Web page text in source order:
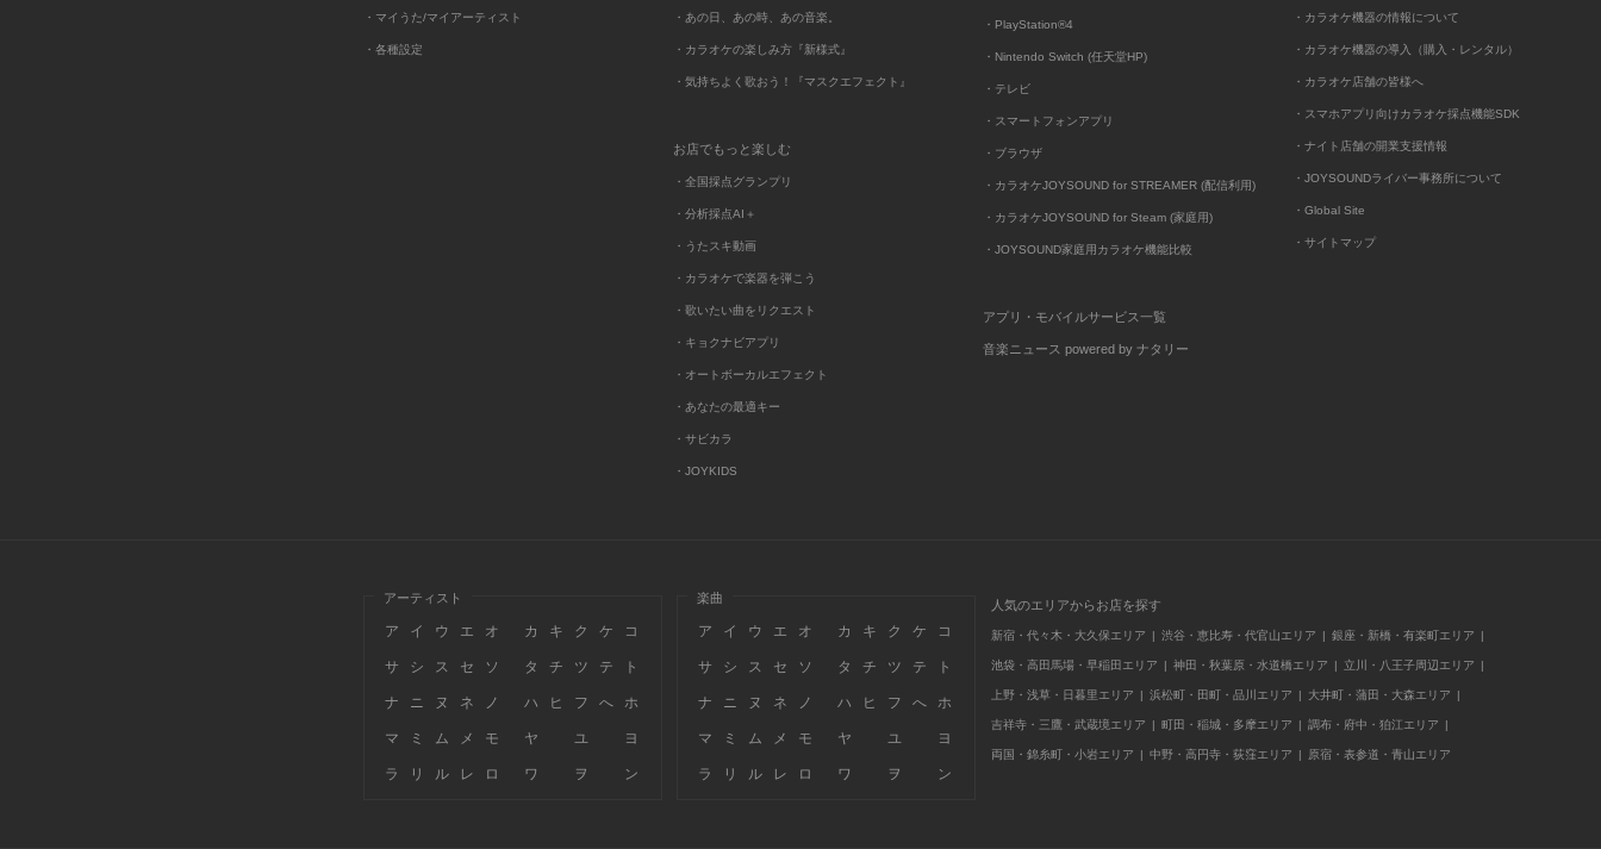
・マイうた/マイアーティスト
・各種設定
・あの日、あの時、あの音楽。
・カラオケの楽しみ方『新様式』
・気持ちよく歌おう！『マスクエフェクト』
お店でもっと楽しむ
・全国採点グランプリ
・分析採点AI＋
・うたスキ動画
・カラオケで楽器を弾こう
・歌いたい曲をリクエスト
・キョクナビアプリ
・オートボーカルエフェクト
・あなたの最適キー
・サビカラ
・JOYKIDS
・PlayStation®4
・Nintendo Switch (任天堂HP)
・テレビ
・スマートフォンアプリ
・ブラウザ
・カラオケJOYSOUND for STREAMER (配信利用)
・カラオケJOYSOUND for Steam (家庭用)
・JOYSOUND家庭用カラオケ機能比較
アプリ・モバイルサービス一覧
音楽ニュース powered by ナタリー
・カラオケ機器の情報について
・カラオケ機器の導入（購入・レンタル）
・カラオケ店舗の皆様へ
・スマホアプリ向けカラオケ採点機能SDK
・ナイト店舗の開業支援情報
・JOYSOUNDライバー事務所について
・Global Site
・サイトマップ
アーティスト
ア イ ウ エ オ カ キ ク ケ コ
サ シ ス セ ソ タ チ ツ テ ト
ナ ニ ヌ ネ ノ ハ ヒ フ へ ホ
マ ミ ム メ モ ヤ ユ ヨ
ラ リ ル レ ロ ワ ヲ ン
楽曲
ア イ ウ エ オ カ キ ク ケ コ
サ シ ス セ ソ タ チ ツ テ ト
ナ ニ ヌ ネ ノ ハ ヒ フ へ ホ
マ ミ ム メ モ ヤ ユ ヨ
ラ リ ル レ ロ ワ ヲ ン
人気のエリアからお店を探す
新宿・代々木・大久保エリア 渋谷・恵比寿・代官山エリア 銀座・新橋・有楽町エリア
池袋・高田馬場・早稲田エリア 神田・秋葉原・水道橋エリア 立川・八王子周辺エリア
上野・浅草・日暮里エリア 浜松町・田町・品川エリア 大井町・蒲田・大森エリア
吉祥寺・三鷹・武蔵境エリア 町田・稲城・多摩エリア 調布・府中・狛江エリア
両国・錦糸町・小岩エリア 中野・高円寺・荻窪エリア 原宿・表参道・青山エリア